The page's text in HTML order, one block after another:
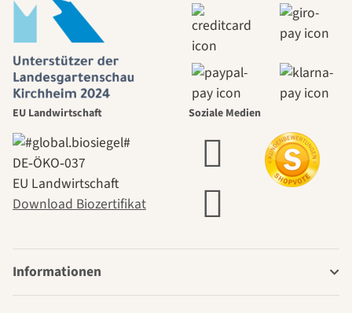
EU Landwirtschaft
DE‑ÖKO‑037
EU Landwirtschaft
Download Biozertifikat
Soziale Medien
Informationen